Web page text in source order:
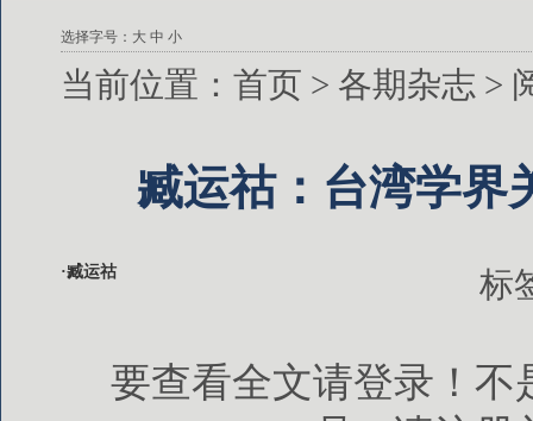
选择字号： 大 中 小
当前位置： 首页 > 各期杂志 >
臧运祜：台湾学界
·臧运祜 标
要查看全文请登录！不